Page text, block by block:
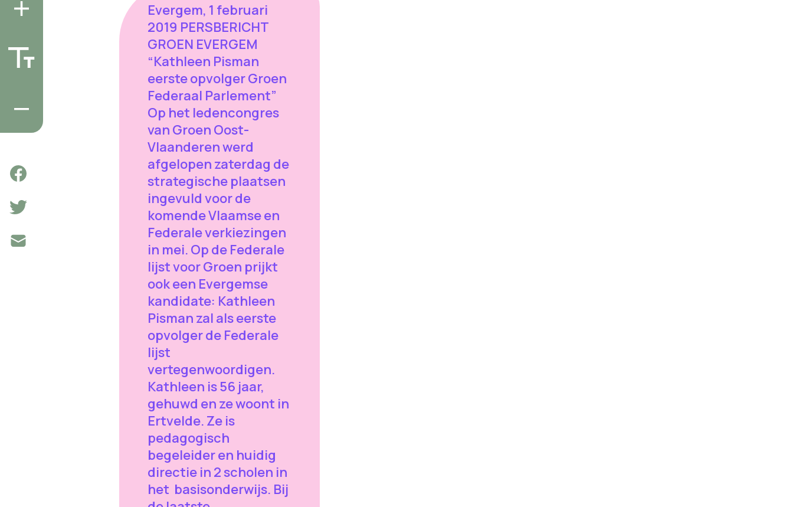
Evergem, 1 februari
2019 PERSBERICHT
GROEN EVERGEM
“Kathleen Pisman
eerste opvolger Groen
Federaal Parlement”
Op het ledencongres
van Groen Oost-
Vlaanderen werd
afgelopen zaterdag de
strategische plaatsen
ingevuld voor de
komende Vlaamse en
Federale verkiezingen
in mei. Op de Federale
lijst voor Groen prijkt
ook een Evergemse
kandidate: Kathleen
Pisman zal als eerste
opvolger de Federale
lijst
vertegenwoordigen.
Kathleen is 56 jaar,
gehuwd en ze woont in
Ertvelde. Ze is
pedagogisch
begeleider en huidig
directie in 2 scholen in
het basisonderwijs. Bij